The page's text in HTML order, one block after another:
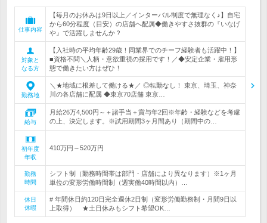
仕事内容
【毎月のお休みは9日以上／インターバル制度で無理なく♪】自宅
から60分程度（目安）の店舗へ配属◆働きやすさ抜群の『いなげ
や』で活躍しませんか？
対象と
なる方
【入社時の平均年齢29歳！同業界でのチーフ経験者も活躍中！】
■資格不問＼人柄・意欲重視の採用です！／◆安定企業・雇用形
態で働きたい方はぜひ！
勤務地
＼★地域に根差して働ける★／ ◎転勤なし！ 東京、埼玉、神奈
川の各店舗に配属 ◆東京70店舗 東京…
給与
月給26万4,500円～＋諸手当＋賞与年2回※年齢・経験などを考慮
の上、決定します。※試用期間3ヶ月間あり（期間中の…
初年度
年収
410万円～520万円
勤務
時間
シフト制（勤務時間帯は部門・店舗により異なります）※1ヶ月
単位の変形労働時間制（週実働40時間以内）…
休日
休暇
# 年間休日約120日完全週休2日制（変形労働勤務制・月間9日以
上取得） ★土日休みもシフト希望OK…